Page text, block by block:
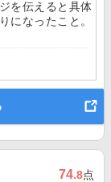
を伝えると具体
になったこと。
74.8点